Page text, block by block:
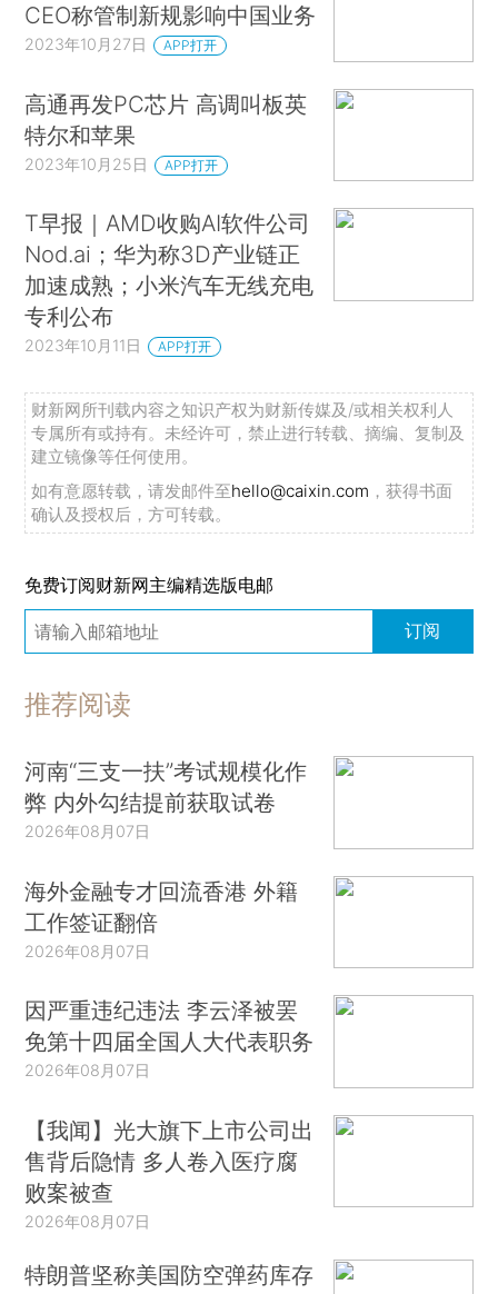
CEO称管制新规影响中国业务
2023年10月27日 APP打开
高通再发PC芯片 高调叫板英
特尔和苹果
2023年10月25日 APP打开
T早报｜AMD收购AI软件公司
Nod.ai；华为称3D产业链正
加速成熟；小米汽车无线充电
专利公布
2023年10月11日 APP打开
财新网所刊载内容之知识产权为财新传媒及/或相关权利人
专属所有或持有。未经许可，禁止进行转载、摘编、复制及
建立镜像等任何使用。
如有意愿转载，请发邮件至hello@caixin.com ，获得书面
确认及授权后，方可转载。
免费订阅财新网主编精选版电邮
订阅
推荐阅读
河南“三支一扶”考试规模化作
弊 内外勾结提前获取试卷
2026年08月07日
海外金融专才回流香港 外籍
工作签证翻倍
2026年08月07日
因严重违纪违法 李云泽被罢
免第十四届全国人大代表职务
2026年08月07日
【我闻】光大旗下上市公司出
售背后隐情 多人卷入医疗腐
败案被查
2026年08月07日
特朗普坚称美国防空弹药库存